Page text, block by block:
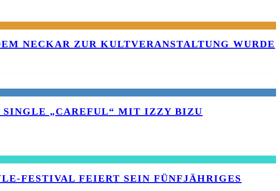
NECKAR ZUR KULTVERANSTALTUNG WURDE
SINGLE „CAREFUL“ MIT IZZY BIZU
FESTIVAL FEIERT SEIN FÜNFJÄHRIGES J